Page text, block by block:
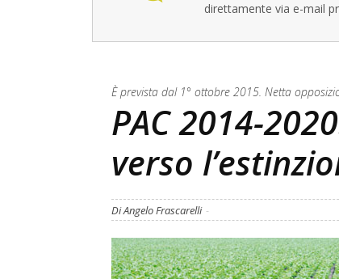
direttamente via e-mail
È prevista dal 1° ottobre 2015. Netta
PAC 2014-
verso
Di Angelo Frascarelli -